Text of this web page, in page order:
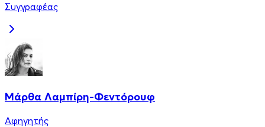
Συγγραφέας
Μάρθα Λαμπίρη-Φεντόρουφ
Αφηγητής